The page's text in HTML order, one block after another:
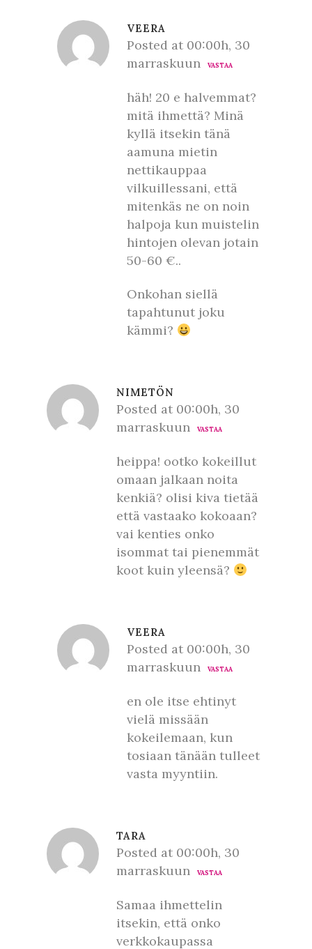
VEERA
Posted at 00:00h, 30
marraskuun
VASTAA
häh! 20 e halvemmat?
mitä ihmettä? Minä
kyllä itsekin tänä
aamuna mietin
nettikauppaa
vilkuillessani, että
mitenkäs ne on noin
halpoja kun muistelin
hintojen olevan jotain
50-60 €..
Onkohan siellä
tapahtunut joku
kämmi?
NIMETÖN
Posted at 00:00h, 30
marraskuun
VASTAA
heippa! ootko kokeillut
omaan jalkaan noita
kenkiä? olisi kiva tietää
että vastaako kokoaan?
vai kenties onko
isommat tai pienemmät
koot kuin yleensä?
VEERA
Posted at 00:00h, 30
marraskuun
VASTAA
en ole itse ehtinyt
vielä missään
kokeilemaan, kun
tosiaan tänään tulleet
vasta myyntiin.
TARA
Posted at 00:00h, 30
marraskuun
VASTAA
Samaa ihmettelin
itsekin, että onko
verkkokaupassa